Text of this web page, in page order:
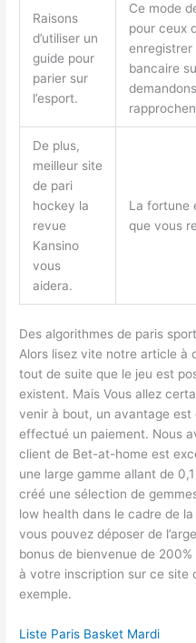
Raisons
d’utiliser un
guide pour
parier sur
l’esport.
Ce mode
pour ceux
enregistrer
bancaire
De plus,
meilleur site
de pari
hockey la
revue
Kansino
vous
aidera.
La fortune
que vous
Des algorithmes de paris
Alors lisez vite notre article à
tout de suite que le jeu est
existent. Mais Vous allez
venir à bout, un avantage est
effectué un paiement. Nous
client de Bet-at-home est
une large gamme allant de
créé une sélection de
low health dans le cadre de
vous pouvez déposer de
bonus de bienvenue de
à votre inscription sur ce site
exemple.
Liste Paris Basket Mardi